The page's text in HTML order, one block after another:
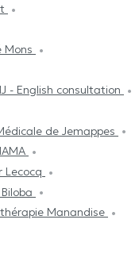
Mons
- English consultation
de Jemappes
Lecocq
Manandise